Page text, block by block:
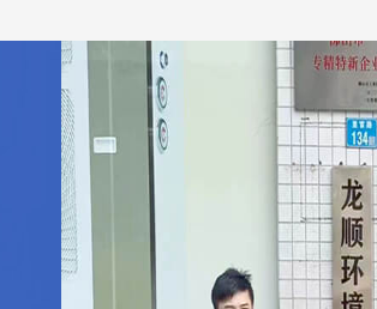
龙顺环境 · 服务宗